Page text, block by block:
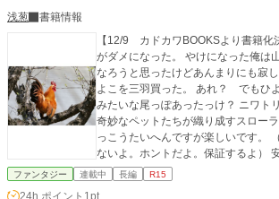
浅葱
書籍情報
【12/9 カドカワBOOKSより書籍化決
がダメになった。 やけになった俺は
なろうと思ったけどあんまりにも寂
よこを三羽買った。 あれ？ でもひ
みたいな尾っぽあったっけ？ ニワトリモドキと隣山の隣人＆
奇妙なペットたちが織り成すスロー
っこうたいへんですが楽しいです。
ないよ。ホントだよ。保証するよ） 安定のハッピーエンド。
カクヨムにてしばらくは毎日一話更新です。 アル
ファンタジー 連載中 長編 R15
24h.ポイント 1pt